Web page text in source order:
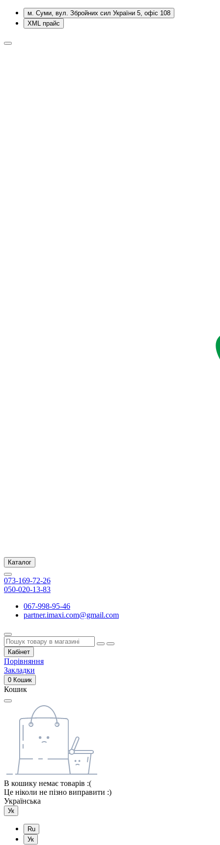
м. Суми, вул. Збройних сил України 5, офіс 108
XML прайс
Каталог
073-169-72-26
050-020-13-83
067-998-95-46
partner.imaxi.com@gmail.com
Кабінет
Порівняння
Закладки
0 Кошик
Кошик
В кошику немає товарів :(
Це ніколи не пізно виправити :)
Українська
Ук
Ru
Ук